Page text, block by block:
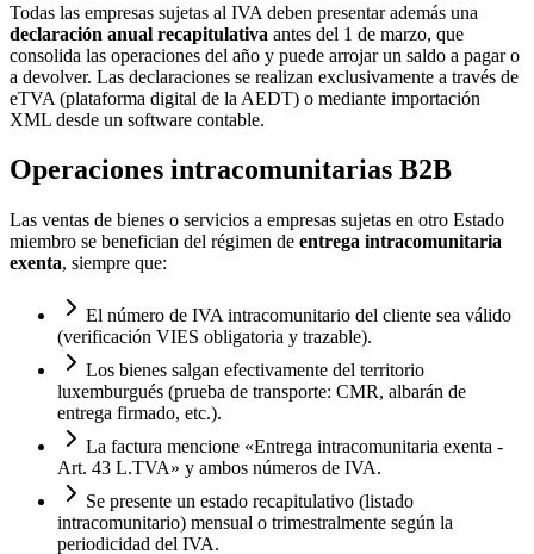
Todas las empresas sujetas al IVA deben presentar además una
declaración anual recapitulativa antes del 1 de marzo, que
consolida las operaciones del año y puede arrojar un saldo a pagar o
a devolver. Las declaraciones se realizan exclusivamente a través de
eTVA (plataforma digital de la AEDT) o mediante importación
XML desde un software contable.
Operaciones intracomunitarias B2B
Las ventas de bienes o servicios a empresas sujetas en otro Estado
miembro se benefician del régimen de entrega intracomunitaria
exenta, siempre que:
El número de IVA intracomunitario del cliente sea válido
(verificación VIES obligatoria y trazable).
Los bienes salgan efectivamente del territorio
luxemburgués (prueba de transporte: CMR, albarán de
entrega firmado, etc.).
La factura mencione «Entrega intracomunitaria exenta -
Art. 43 L.TVA» y ambos números de IVA.
Se presente un estado recapitulativo (listado
intracomunitario) mensual o trimestralmente según la
periodicidad del IVA.